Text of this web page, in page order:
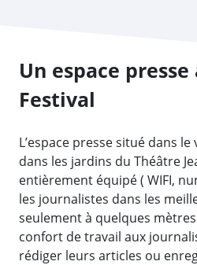
Un espace
Festival
L’espace presse situé dans
dans les jardins du Théâtre
entièrement équipé ( WIFI,
les journalistes dans les
seulement à quelques
confort de travail aux
rédiger leurs articles ou